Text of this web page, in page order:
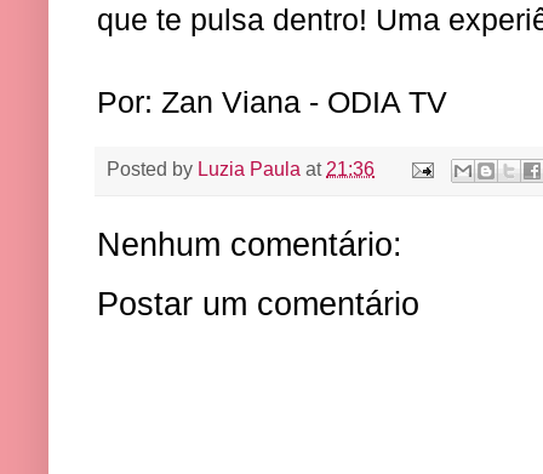
que te pulsa dentro! Uma
Por: Zan Viana - ODIA TV
Posted by Luzia Paula at 21:36
Nenhum comentário:
Postar um comentário